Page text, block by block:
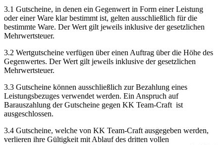
3.1 Gutscheine, in denen ein Gegenwert in Form einer Leistung
oder einer Ware klar bestimmt ist, gelten ausschließlich für die
bestimmte Ware. Der Wert gilt jeweils inklusive der gesetzlichen
Mehrwertsteuer.
3.2 Wertgutscheine verfügen über einen Auftrag über die Höhe des
Gegenwertes. Der Wert gilt jeweils inklusive der gesetzlichen
Mehrwertsteuer.
3.3 Gutscheine können ausschließlich zur Bezahlung eines
Leistungsbezuges verwendet werden. Ein Anspruch auf
Barauszahlung der Gutscheine gegen KK Team-Craft ist
ausgeschlossen.
3.4 Gutscheine, welche von KK Team-Craft ausgegeben werden,
verlieren ihre Gültigkeit mit Ablauf des dritten vollen